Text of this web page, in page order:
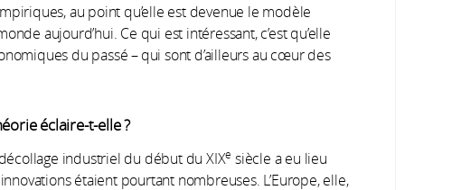
au point qu’elle est devenue le modèle
aujourd’hui. Ce qui est intéressant, c’est qu’elle
du passé – qui sont d’ailleurs au cœur des
éclaire-t-elle ?
industriel du début du XIXe siècle a eu lieu
étaient pourtant nombreuses. L’Europe, elle,